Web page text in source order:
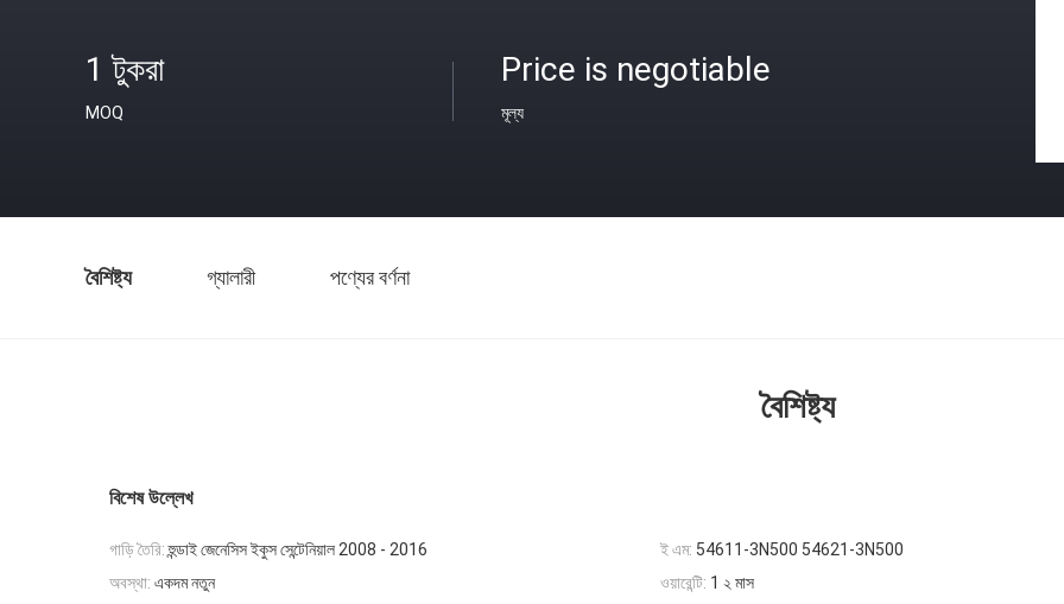
1 টুকরা
MOQ
Price is negotiable
মূল্য
বৈশিষ্ট্য গ্যালারী পণ্যের বর্ণনা
বৈশিষ্ট্য
বিশেষ উল্লেখ
গাড়ি তৈরি: হুন্ডাই জেনেসিস ইকুস সেন্টেনিয়াল 2008 - 2016 ই এম: 54611-3N500 54621-3N500
অবস্থা: একদম নতুন ওয়ারেন্টি: 1 ২ মাস